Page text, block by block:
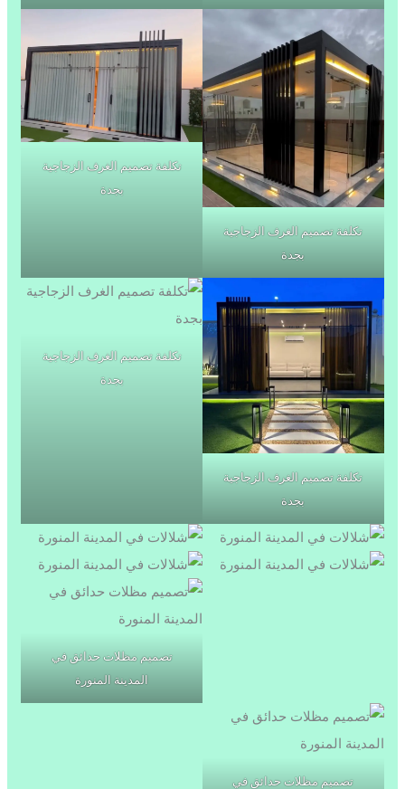
تكلفة تصميم الغرف الزجاجية
بجدة
تكلفة تصميم الغرف الزجاجية
بجدة
تكلفة تصميم الغرف الزجاجية
بجدة
تكلفة تصميم الغرف الزجاجية
بجدة
تصميم مظلات حدائق في
المدينة المنورة
تصميم مظلات حدائق في